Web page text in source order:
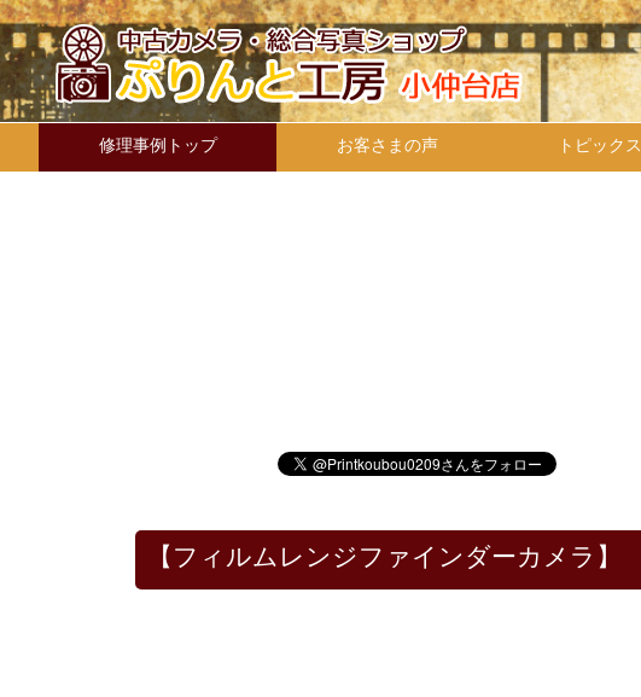
修理事例トップ お客さまの声 トピックス
【フィルムレンジファインダーカメラ】